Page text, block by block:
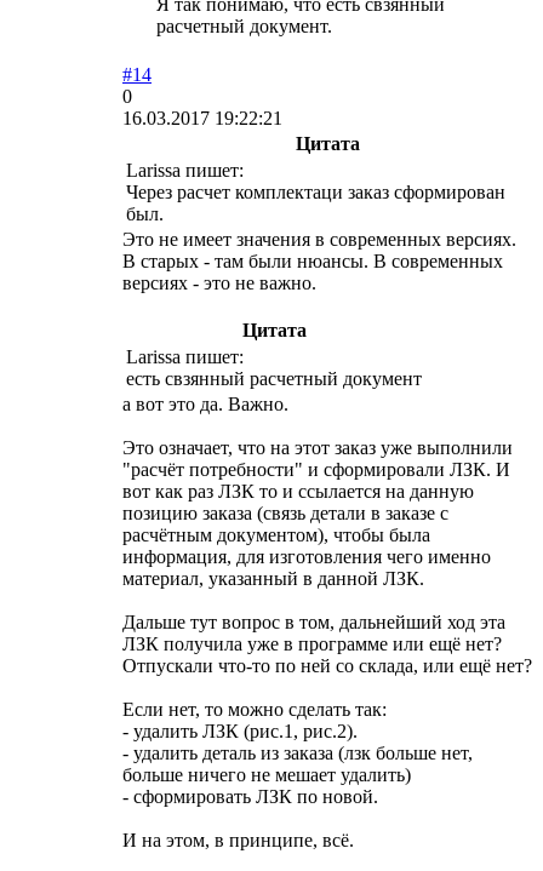
расчетный документ.
#14
0
16.03.2017 19:22:21
Цитата
Larissa пишет:
Через расчет комплектаци заказ сформирован
был.
Это не имеет значения в современных версиях.
В старых - там были нюансы. В современных
версиях - это не важно.
Цитата
Larissa пишет:
есть свзянный расчетный документ
а вот это да. Важно.
Это означает, что на этот заказ уже выполнили
"расчёт потребности" и сформировали ЛЗК. И
вот как раз ЛЗК то и ссылается на данную
позицию заказа (связь детали в заказе с
расчётным документом), чтобы была
информация, для изготовления чего именно
материал, указанный в данной ЛЗК.
Дальше тут вопрос в том, дальнейший ход эта
ЛЗК получила уже в программе или ещё нет?
Отпускали что-то по ней со склада, или ещё нет?
Если нет, то можно сделать так:
- удалить ЛЗК (рис.1, рис.2).
- удалить деталь из заказа (лзк больше нет,
больше ничего не мешает удалить)
- сформировать ЛЗК по новой.
И на этом, в принципе, всё.